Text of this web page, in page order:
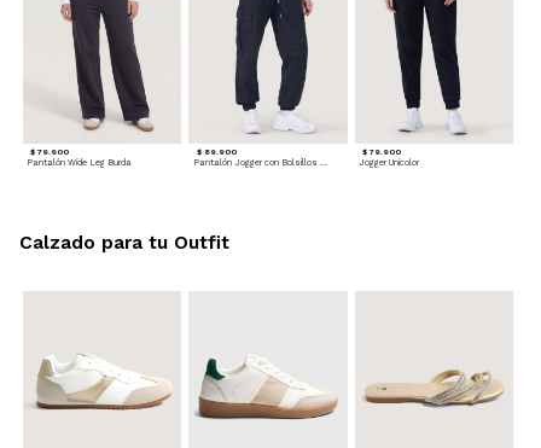
$ 79.900
Pantalón Wide Leg Burda
$ 89.900
Pantalón Jogger con Bolsillos Cargo
$ 79.900
Jogger Unicolor
Calzado para tu Outfit